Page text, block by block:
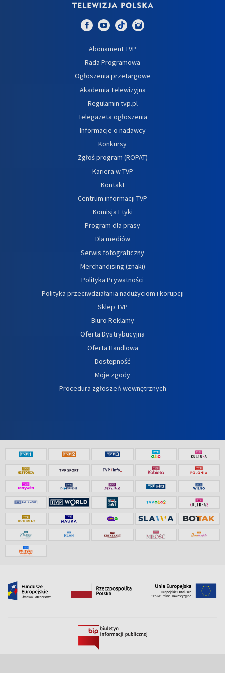
Abonament TVP
Rada Programowa
Ogłoszenia przetargowe
Akademia Telewizyjna
Regulamin tvp.pl
Telegazeta ogłoszenia
Informacje o nadawcy
Konkursy
Zgłoś program (ROPAT)
Kariera w TVP
Kontakt
Centrum informacji TVP
Komisja Etyki
Program dla prasy
Dla mediów
Serwis fotograficzny
Merchandising (znaki)
Polityka Prywatności
Polityka przeciwdziałania nadużyciom i korupcji
Sklep TVP
Biuro Reklamy
Oferta Dystrybucyjna
Oferta Handlowa
Dostępność
Moje zgody
Procedura zgłoszeń wewnętrznych